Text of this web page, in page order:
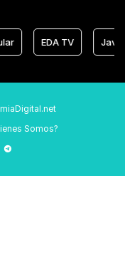
EDA TV Javier
Somos?